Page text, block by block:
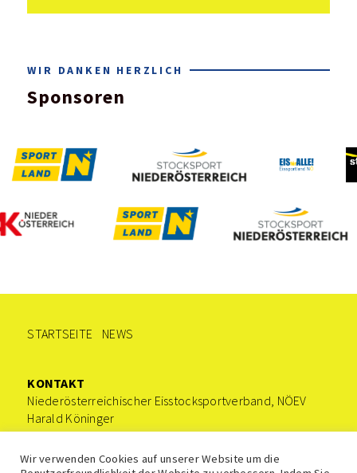
WIR DANKEN HERZLICH
Sponsoren
STARTSEITE NEWS
KONTAKT
Niederösterreichischer Eisstocksportverband, NÖEV
Harald Köninger
0676/9221535
office@stocksport-noe.at
Wir verwenden Cookies auf unserer Website um die